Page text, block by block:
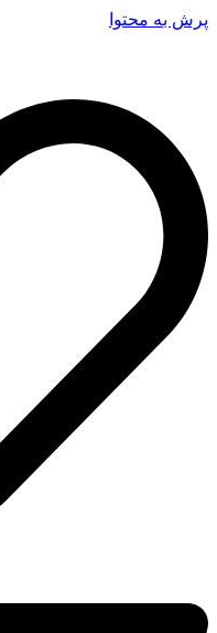
پرش به محتوا